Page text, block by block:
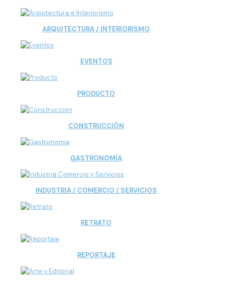
ARQUITECTURA / INTERIORISMO
EVENTOS
PRODUCTO
CONSTRUCCIÓN
GASTRONOMÍA
INDUSTRIA / COMERCIO / SERVICIOS
RETRATO
REPORTAJE